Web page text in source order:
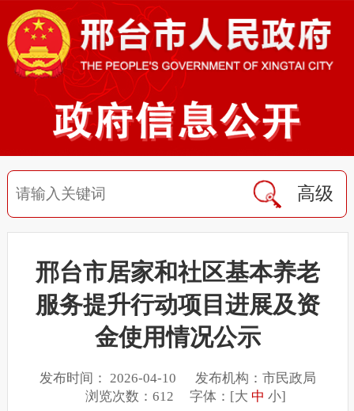
高级
邢台市居家和社区基本养老
服务提升行动项目进展及资
金使用情况公示
发布时间： 2026-04-10 发布机构：市民政局
浏览次数：612 字体：[大 中 小]